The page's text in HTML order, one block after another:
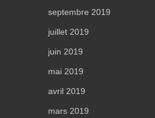
septembre 2019
juillet 2019
juin 2019
mai 2019
avril 2019
mars 2019